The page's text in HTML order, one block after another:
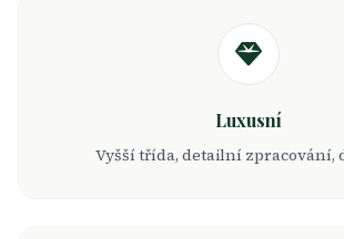
Luxusní
Vyšší třída, detailní zpracování,